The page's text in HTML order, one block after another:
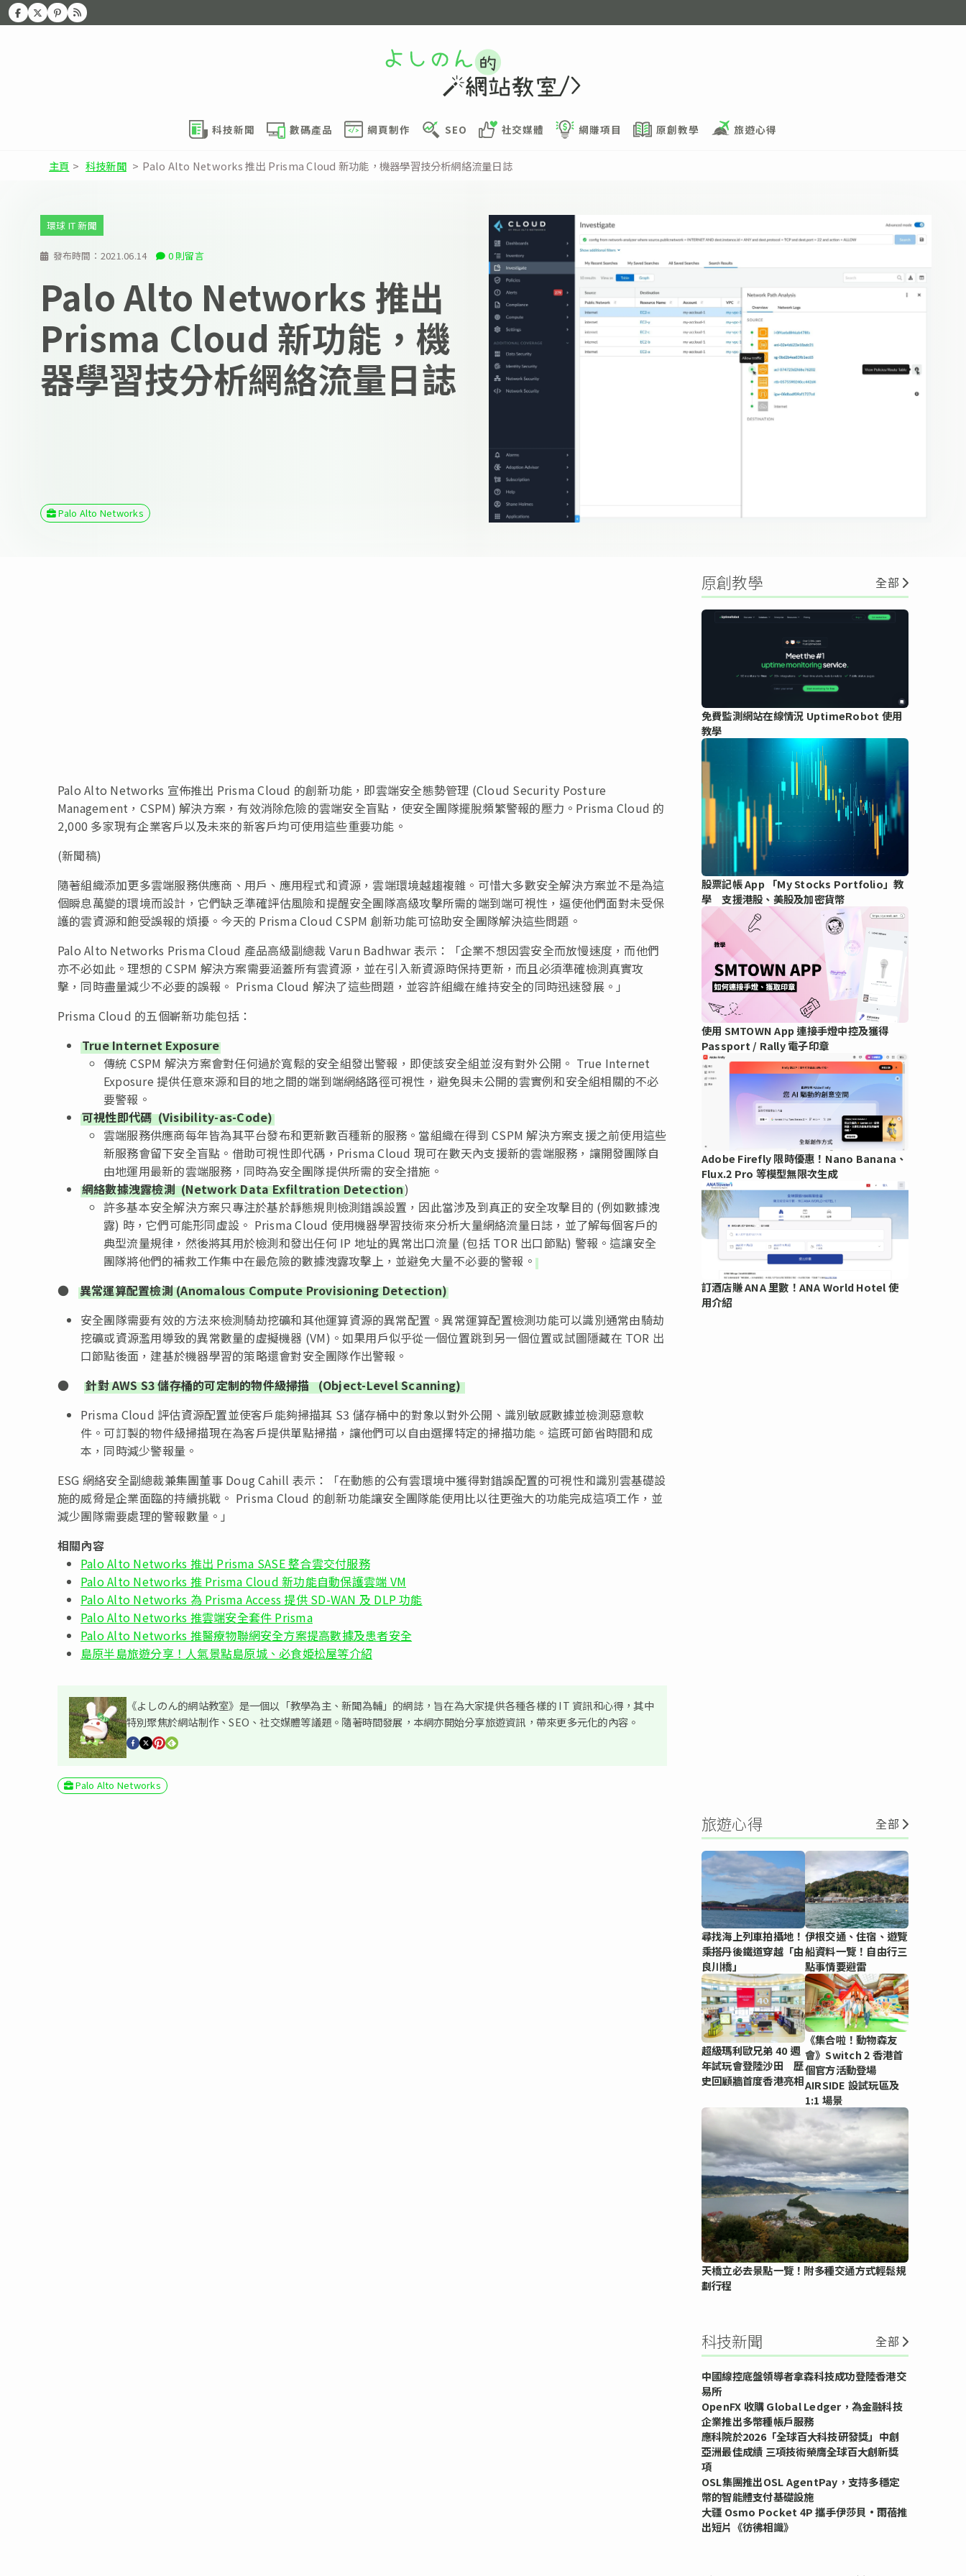
科技新聞 數碼產品 網頁制作 SEO 社交媒體 網賺項目 原創教學 旅遊心得
主頁 > 科技新聞 > Palo Alto Networks 推出 Prisma Cloud 新功能，機器學習技分析網絡流量日誌
發布時間： 2021.06.14 0 則留言
環球 IT 新聞
Palo Alto Networks 推出
Prisma Cloud 新功能，機
器學習技分析網絡流量日誌
Palo Alto Networks
Palo Alto Networks 宣佈推出 Prisma Cloud 的創新功能，即雲端安全態勢管理 (Cloud Security Posture
Management，CSPM) 解決方案，有效消除危險的雲端安全盲點，使安全團隊擺脫頻繁警報的壓力。Prisma Cloud 的
2,000 多家現有企業客戶以及未來的新客戶均可使用這些重要功能。
(新聞稿)
隨著組織添加更多雲端服務供應商、用戶、應用程式和資源，雲端環境越趨複雜。可惜大多數安全解決方案並不是為這
個瞬息萬變的環境而設計，它們缺乏準確評估風險和提醒安全團隊高級攻擊所需的端到端可視性，逼使他們面對未受保
護的雲資源和飽受誤報的煩擾。今天的 Prisma Cloud CSPM 創新功能可協助安全團隊解決這些問題。
Palo Alto Networks Prisma Cloud 產品高級副總裁 Varun Badhwar 表示：「企業不想因雲安全而放慢速度，而他們
亦不必如此。理想的 CSPM 解決方案需要涵蓋所有雲資源，並在引入新資源時保持更新，而且必須準確檢測真實攻
擊，同時盡量減少不必要的誤報。 Prisma Cloud 解決了這些問題，並容許組織在維持安全的同時迅速發展。」
Prisma Cloud 的五個嶄新功能包括：
True Internet Exposure
傳統 CSPM 解決方案會對任何過於寬鬆的安全組發出警報，即使該安全組並沒有對外公開。 True Internet
Exposure 提供任意來源和目的地之間的端到端網絡路徑可視性，避免與未公開的雲實例和安全組相關的不必
要警報。
可視性即代碼(Visibility-as-Code)
雲端服務供應商每年皆為其平台發布和更新數百種新的服務。當組織在得到 CSPM 解決方案支援之前使用這些
新服務會留下安全盲點。借助可視性即代碼，Prisma Cloud 現可在數天內支援新的雲端服務，讓開發團隊自
由地運用最新的雲端服務，同時為安全團隊提供所需的安全措施。
網絡數據洩露檢測(Network Data Exfiltration Detection)
許多基本安全解決方案只專注於基於靜態規則檢測錯誤設置，因此當涉及到真正的安全攻擊目的 (例如數據洩
露) 時，它們可能形同虛設。 Prisma Cloud 使用機器學習技術來分析大量網絡流量日誌，並了解每個客戶的
典型流量規律，然後將其用於檢測和發出任何 IP 地址的異常出口流量 (包括 TOR 出口節點) 警報。這讓安全
團隊將他們的補救工作集中在最危險的數據洩露攻擊上，並避免大量不必要的警報。
● 異常運算配置檢測 (Anomalous Compute Provisioning Detection)
安全團隊需要有效的方法來檢測騎劫挖礦和其他運算資源的異常配置。異常運算配置檢測功能可以識別通常由騎劫
挖礦或資源濫用導致的異常數量的虛擬機器 (VM)。如果用戶似乎從一個位置跳到另一個位置或試圖隱藏在 TOR 出
口節點後面，建基於機器學習的策略還會對安全團隊作出警報。
●針對AWS S3儲存桶的可定制的物件級掃描 (Object-Level Scanning)
Prisma Cloud 評估資源配置並使客戶能夠掃描其 S3 儲存桶中的對象以對外公開、識別敏感數據並檢測惡意軟
件。可訂製的物件級掃描現在為客戶提供單點掃描，讓他們可以自由選擇特定的掃描功能。這既可節省時間和成
本，同時減少警報量。
ESG 網絡安全副總裁兼集團董事 Doug Cahill 表示：「在動態的公有雲環境中獲得對錯誤配置的可視性和識別雲基礎設
施的威脅是企業面臨的持續挑戰。 Prisma Cloud 的創新功能讓安全團隊能使用比以往更強大的功能完成這項工作，並
減少團隊需要處理的警報數量。」
相關內容
Palo Alto Networks 推出 Prisma SASE 整合雲交付服務
Palo Alto Networks 推 Prisma Cloud 新功能自動保護雲端 VM
Palo Alto Networks 為 Prisma Access 提供 SD-WAN 及 DLP 功能
Palo Alto Networks 推雲端安全套件 Prisma
Palo Alto Networks 推醫療物聯網安全方案提高數據及患者安全
島原半島旅遊分享！人氣景點島原城、必食姫松屋等介紹
《よしのん的網站教室》是一個以「教學為主、新聞為輔」的網誌，旨在為大家提供各種各樣的 IT 資訊和心得，其中
特別聚焦於網站制作、SEO、社交媒體等議題。隨著時間發展，本網亦開始分享旅遊資訊，帶來更多元化的內容。
Palo Alto Networks
原創教學 全部
免費監測網站在線情況 UptimeRobot 使用
教學
股票記帳 App 「My Stocks Portfolio」教
學 支援港股、美股及加密貨幣
使用 SMTOWN App 連接手燈中控及獲得
Passport / Rally 電子印章
Adobe Firefly 限時優惠！Nano Banana、
Flux.2 Pro 等模型無限次生成
訂酒店賺 ANA 里數！ANA World Hotel 使
用介紹
旅遊心得 全部
尋找海上列車拍攝地！
乘搭丹後鐵道穿越「由
良川橋」
伊根交通、住宿、遊覽
船資料一覽！自由行三
點事情要避雷
超級瑪利歐兄弟 40 週
年試玩會登陸沙田 歷
史回顧牆首度香港亮相
《集合啦！動物森友
會》Switch 2 香港首
個官方活動登場
AIRSIDE 設試玩區及
1:1 場景
天橋立必去景點一覽！附多種交通方式輕鬆規
劃行程
科技新聞 全部
中國線控底盤領導者拿森科技成功登陸香港交
易所
OpenFX 收購 Global Ledger，為金融科技
企業推出多幣種帳戶服務
應科院於2026「全球百大科技研發獎」中創
亞洲最佳成績 三項技術榮膺全球百大創新獎
項
OSL集團推出OSL AgentPay，支持多穩定
幣的智能體支付基礎設施
大疆 Osmo Pocket 4P 攜手伊莎貝•雨蓓推
出短片《彷彿相識》